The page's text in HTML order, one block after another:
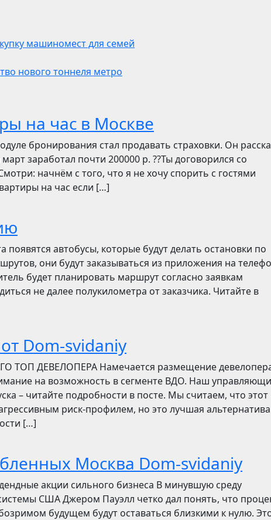
машиномест для семей
нового тоннеля метро
на час в Москве
бронирования стал продавать страховки. Он
заработал почти 200000 р. ??Ты договорился со
начнём с того, что я не хочу спорить с гостями
на час если […]
автобусы, которые будут делать остановки по
они будут заказываться из приложения на
будет планировать маршрут согласно заявкам
не далее полукилометра от заказчика. Читайте в
Dom-svidaniy
ДЕВЕЛОПЕРА Намечается размещение
на возможность в сегменте ВДО. Наш
– читайте подробности в посте. Мы считаем, что этот
риск-профилем, но это лучшая альтернатива
[…]
Москва Dom-svidaniy
акции сильного бизнеса В минувшую среду
США Джером Пауэлл четко дал понять, что
будущем будут оставаться близкими к нулю.